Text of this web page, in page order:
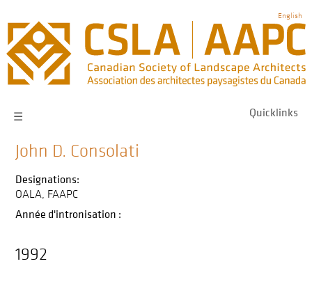
main
navigation
English
Quicklinks
☰
John D. Consolati
Designations:
OALA FAAPC
Année d'intronisation :
1992